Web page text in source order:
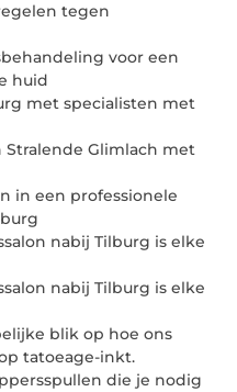
tegen
voor een
huid
met specialisten met
Stralende Glimlach met
in een professionele
nabij Tilburg is elke
nabij Tilburg is elke
blik op hoe ons
tatoeage-inkt.
die je nodig